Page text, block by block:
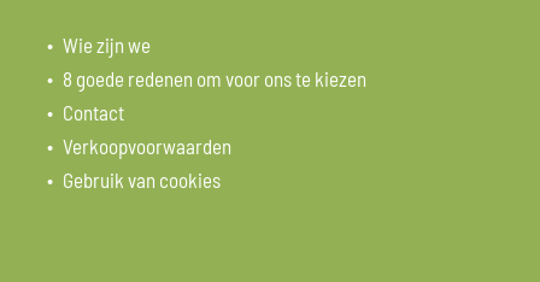
Wie zijn we
8 goede redenen om voor ons te kiezen
Contact
Verkoopvoorwaarden
Gebruik van cookies